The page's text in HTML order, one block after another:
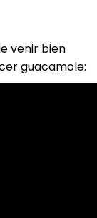
venir bien
guacamole: